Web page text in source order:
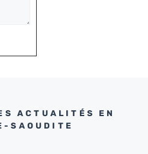
ACTUALITÉS EN
SAOUDITE